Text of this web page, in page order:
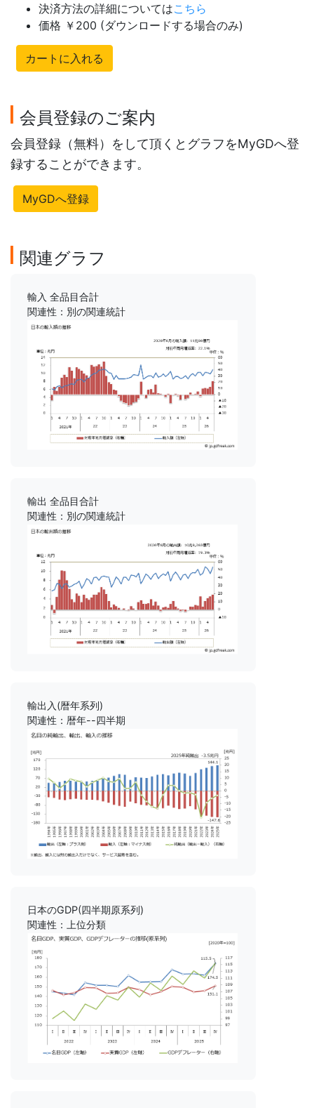
決済方法の詳細についてはこちら
価格 ￥200 (ダウンロードする場合のみ)
カートに入れる
会員登録のご案内
会員登録（無料）をして頂くとグラフをMyGDへ登
録することができます。
MyGDへ登録
関連グラフ
輸入 全品目合計
関連性：別の関連統計
輸出 全品目合計
関連性：別の関連統計
輸出入(暦年系列)
関連性：暦年--四半期
日本のGDP(四半期原系列)
関連性：上位分類